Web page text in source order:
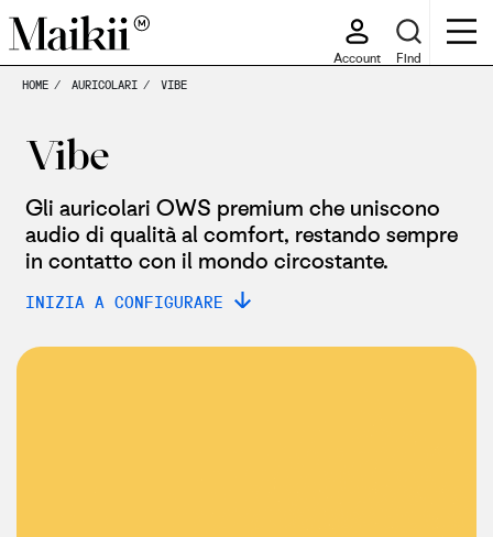
Account Find
HOME AURICOLARI VIBE
Vibe
Gli auricolari OWS premium che uniscono
audio di qualità al comfort, restando sempre
in contatto con il mondo circostante.
INIZIA A CONFIGURARE